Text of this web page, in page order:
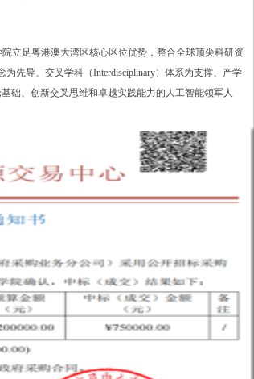
立足粤港澳大湾区核心区位优势，整合全球顶尖科研资
先导、交叉学科（Interdisciplinary）体系为支撑、产学
础、创新交叉思维和卓越实践能力的人工智能领军人